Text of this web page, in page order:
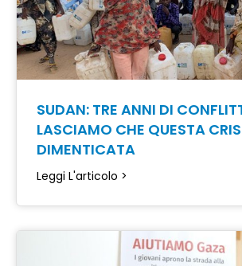
SUDAN: TRE ANNI DI
LASCIAMO CHE QUESTA
DIMENTICATA
Leggi L'articolo >